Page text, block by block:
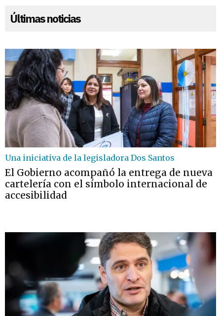
Últimas noticias
Una iniciativa de la legisladora Dos Santos
El Gobierno acompañó la entrega de nueva
cartelería con el símbolo internacional de
accesibilidad